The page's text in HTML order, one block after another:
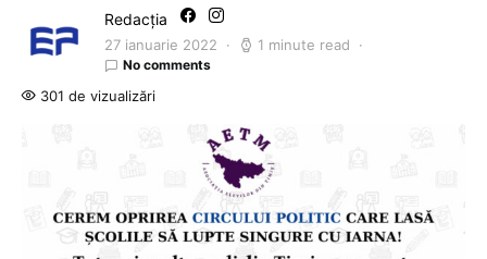
Redacția
27 ianuarie 2022 1 minute read
No comments
301 de vizualizări